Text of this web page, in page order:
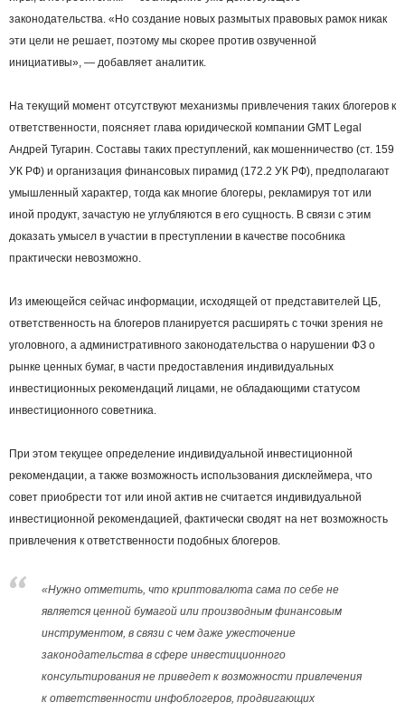
законодательства. «Но создание новых размытых правовых рамок никак
эти цели не решает, поэтому мы скорее против озвученной
инициативы», — добавляет аналитик.
На текущий момент отсутствуют механизмы привлечения таких блогеров к
ответственности, поясняет глава юридической компании GMT Legal
Андрей Тугарин. Составы таких преступлений, как мошенничество (ст. 159
УК РФ) и организация финансовых пирамид (172.2 УК РФ), предполагают
умышленный характер, тогда как многие блогеры, рекламируя тот или
иной продукт, зачастую не углубляются в его сущность. В связи с этим
доказать умысел в участии в преступлении в качестве пособника
практически невозможно.
Из имеющейся сейчас информации, исходящей от представителей ЦБ,
ответственность на блогеров планируется расширять с точки зрения не
уголовного, а административного законодательства о нарушении ФЗ о
рынке ценных бумаг, в части предоставления индивидуальных
инвестиционных рекомендаций лицами, не обладающими статусом
инвестиционного советника.
При этом текущее определение индивидуальной инвестиционной
рекомендации, а также возможность использования дисклеймера, что
совет приобрести тот или иной актив не считается индивидуальной
инвестиционной рекомендацией, фактически сводят на нет возможность
привлечения к ответственности подобных блогеров.
«Нужно отметить, что криптовалюта сама по себе не
является ценной бумагой или производным финансовым
инструментом, в связи с чем даже ужесточение
законодательства в сфере инвестиционного
консультирования не приведет к возможности привлечения
к ответственности инфоблогеров, продвигающих